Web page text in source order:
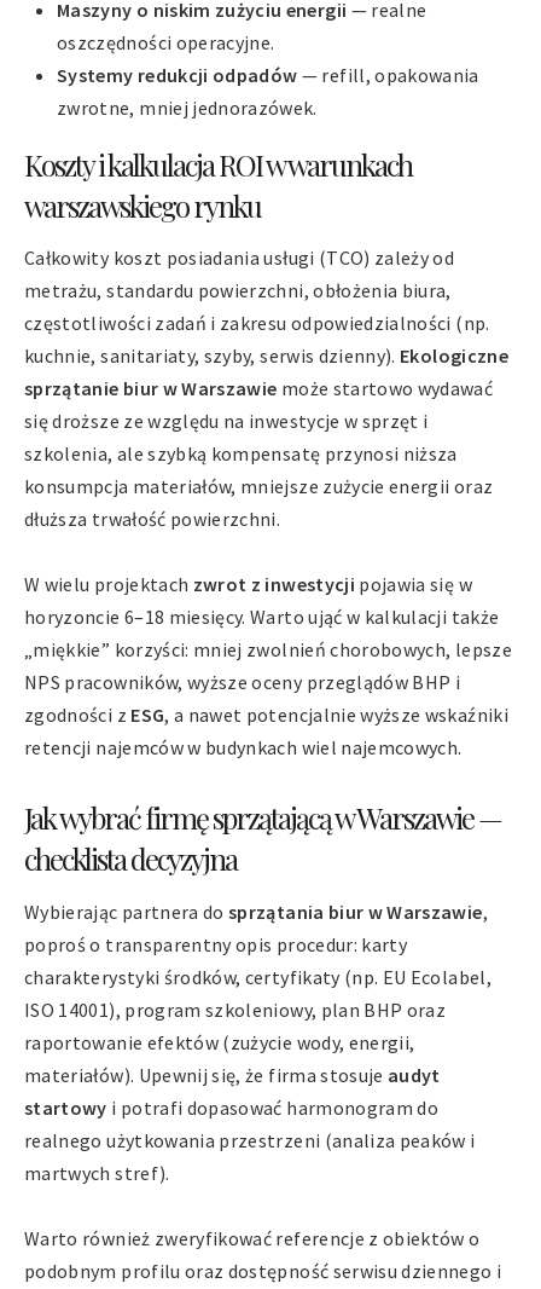
Maszyny o niskim zużyciu energii — realne
oszczędności operacyjne.
Systemy redukcji odpadów — refill, opakowania
zwrotne, mniej jednorazówek.
Koszty i kalkulacja ROI w warunkach
warszawskiego rynku
Całkowity koszt posiadania usługi (TCO) zależy od
metrażu, standardu powierzchni, obłożenia biura,
częstotliwości zadań i zakresu odpowiedzialności (np.
kuchnie, sanitariaty, szyby, serwis dzienny). Ekologiczne
sprzątanie biur w Warszawie może startowo wydawać
się droższe ze względu na inwestycje w sprzęt i
szkolenia, ale szybką kompensatę przynosi niższa
konsumpcja materiałów, mniejsze zużycie energii oraz
dłuższa trwałość powierzchni.
W wielu projektach zwrot z inwestycji pojawia się w
horyzoncie 6–18 miesięcy. Warto ująć w kalkulacji także
„miękkie” korzyści: mniej zwolnień chorobowych, lepsze
NPS pracowników, wyższe oceny przeglądów BHP i
zgodności z ESG, a nawet potencjalnie wyższe wskaźniki
retencji najemców w budynkach wiel najemcowych.
Jak wybrać firmę sprzątającą w Warszawie —
checklista decyzyjna
Wybierając partnera dosprzątania biur w Warszawie,
poproś o transparentny opis procedur: karty
charakterystyki środków, certyfikaty (np. EU Ecolabel,
ISO 14001), program szkoleniowy, plan BHP oraz
raportowanie efektów (zużycie wody, energii,
materiałów). Upewnij się, że firma stosuje audyt
startowy i potrafi dopasować harmonogram do
realnego użytkowania przestrzeni (analiza peaków i
martwych stref).
Warto również zweryfikować referencje z obiektów o
podobnym profilu oraz dostępność serwisu dziennego i